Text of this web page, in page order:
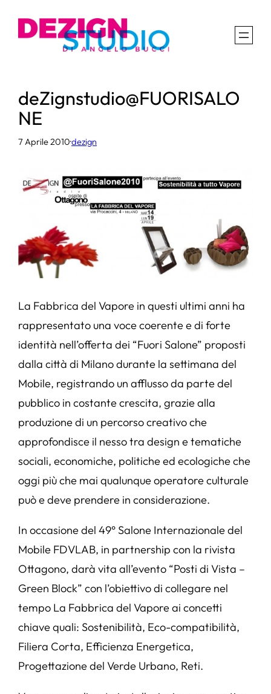
deZignstudio@FUORISALO
NE
7 Aprile 2010·dezign
La Fabbrica del Vapore in questi ultimi anni ha
rappresentato una voce coerente e di forte
identità nell’offerta dei “Fuori Salone” proposti
dalla città di Milano durante la settimana del
Mobile, registrando un afflusso da parte del
pubblico in costante crescita, grazie alla
produzione di un percorso creativo che
approfondisce il nesso tra design e tematiche
sociali, economiche, politiche ed ecologiche che
oggi più che mai qualunque operatore culturale
può e deve prendere in considerazione.
In occasione del 49° Salone Internazionale del
Mobile FDVLAB, in partnership con la rivista
Ottagono, darà vita all’evento “Posti di Vista –
Green Block” con l’obiettivo di collegare nel
tempo La Fabbrica del Vapore ai concetti
chiave quali: Sostenibilità, Eco-compatibilità,
Filiera Corta, Efficienza Energetica,
Progettazione del Verde Urbano, Reti.